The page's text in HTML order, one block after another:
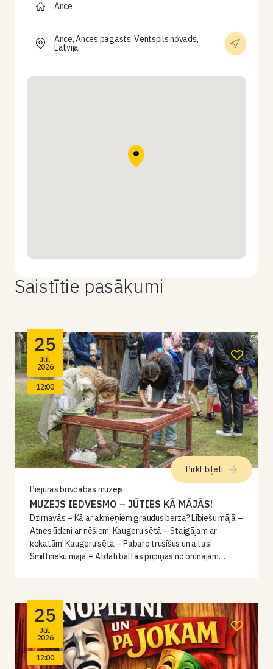
Ance
Ance, Ances pagasts, Ventspils novads,
Latvija
Saistītie pasākumi
25
Jūl.
2026
12:00
Piejūras brīvdabas muzejs
MUZEJS IEDVESMO – JŪTIES KĀ MĀJĀS!
Dzirnavās – Kā ar akmeņiem graudus berza? Lībiešu mājā –
Atnes ūdeni ar nēšiem! Kaugeru sētā – Staigājam ar
ķekatām! Kaugeru sēta – Pabaro trusīšus un aitas!
Smiltnieku māja – Atdali baltās pupiņas no brūnajām…
Pirkt biļeti
25
Jūl.
2026
12:00